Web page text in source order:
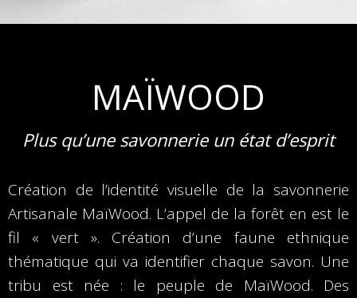
MAÏWOOD
Plus qu’une savonnerie un état d’esprit
Création de l’identité visuelle de la savonnerie
Artisanale MaïWood. L’appel de la forêt en est le
fil « vert ». Création d’une faune ethnique
thématique qui va identifier chaque savon. Une
tribu est née : le peuple de MaïWood. Des